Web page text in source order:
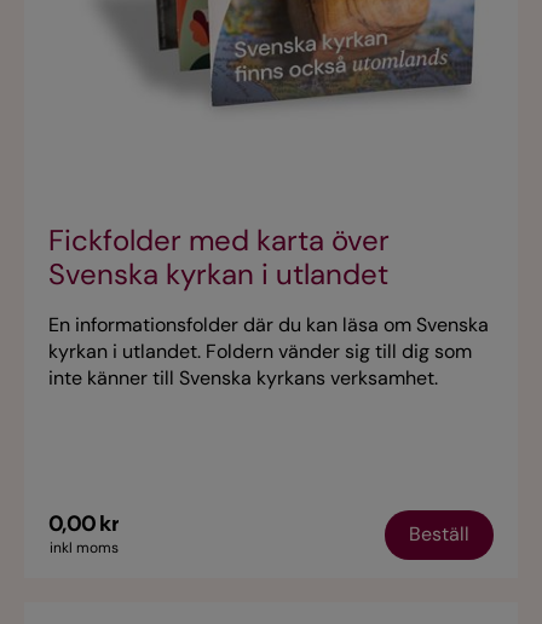
Fickfolder med karta över
Svenska kyrkan i utlandet
En informationsfolder där du kan läsa om Svenska
kyrkan i utlandet. Foldern vänder sig till dig som
inte känner till Svenska kyrkans verksamhet.
0,00 kr
inkl moms
Beställ